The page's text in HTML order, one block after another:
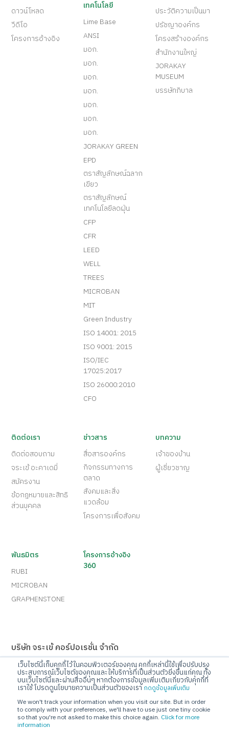
เว็บไซต์นี้เก็บคุกกี้ไว้ในคอมพิวเตอร์ของคุณ คุกกี้เหล่านี้ใช้เพื่อปรับปรุง
ประสบการณ์เว็บไซต์ของคุณและให้บริการที่เป็นส่วนตัวยิ่งขึ้นแก่คุณ ทั้ง
บนเว็บไซต์นี้และผ่านสื่ออื่นๆ หากต้องการข้อมูลเพิ่มเติมเกี่ยวกับคุกกี้ที่
เราใช้ โปรดดูนโยบายความเป็นส่วนตัวของเรากดดูข้อมูลเพิ่มเติม
We won't track your information when you visit our site. But in order
to comply with your preferences, we'll have to use just one tiny cookie
so that you're not asked to make this choice again. Click for more
information
ดาวน์โหลด
วีดีโอ
โครงการอ้างอิง
เทคโนโลยี
Lime Base
ANSI
มอก.
มอก.
มอก.
มอก.
มอก.
มอก.
มอก.
JORAKAY GREEN
EPD
ตราสัญลักษณ์ฉลาก
เขียว
ตราสัญลักษณ์
เทคโนโลยีลดฝุ่น
CFP
CFR
LEED
WELL
TREES
MICROBAN
MIT
Green Industry
ISO 14001: 2015
ISO 9001: 2015
ISO/IEC
17025:2017
ISO 26000:2010
CFO
ประวัติความเป็นมา
ปรัชญาองค์กร
โครงสร้างองค์กร
สำนักงานใหญ่
JORAKAY
MUSEUM
บรรษัทภิบาล
ติดต่อเรา
ติดต่อสอบถาม
จระเข้ อะคาเดมี่
สมัครงาน
ข้อกฎหมายและสิทธิ
ส่วนบุคคล
ข่าวสาร
สื่อสารองค์กร
กิจกรรมทางการ
ตลาด
สังคมและสิ่ง
แวดล้อม
โครงการเพื่อสังคม
บทความ
เจ้าของบ้าน
ผู้เชี่ยวชาญ
พันธมิตร
RUBI
MICROBAN
GRAPHENSTONE
โครงการอ้างอิง
360
บริษัท จระเข้ คอร์ปอเรชั่น จำกัด
เลขที่ 10 ถนนกรุงเทพกรีฑา แขวงทับช้าง เขตสะพานสูง
กรุงเทพมหานคร 10250
Call Center
โทร 02-720-1112
E-mail